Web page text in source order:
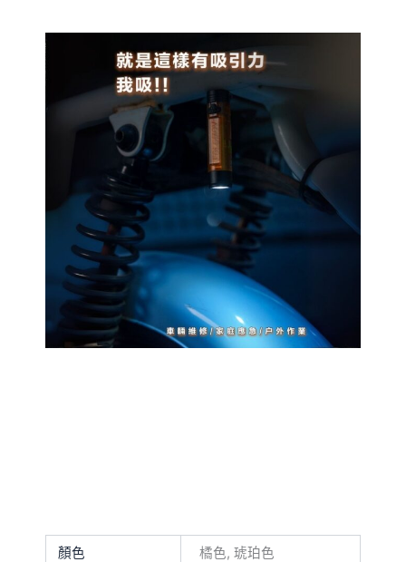
顏色 橘色, 琥珀色